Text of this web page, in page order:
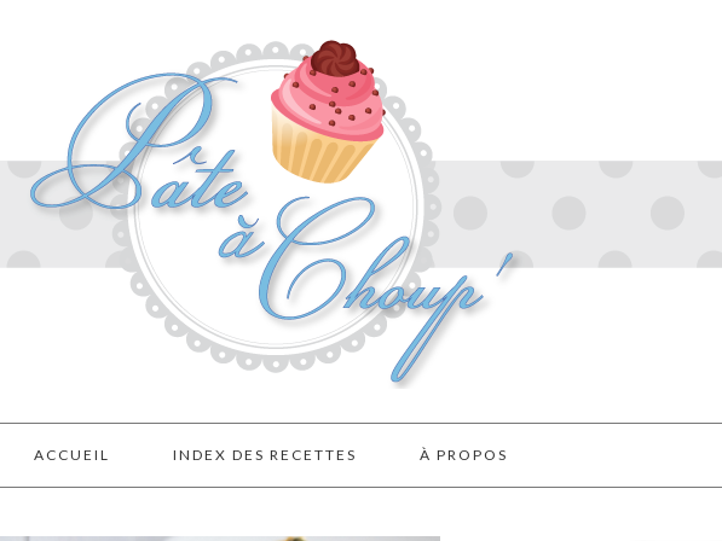
ACCUEIL INDEX DES RECETTES À PROPOS